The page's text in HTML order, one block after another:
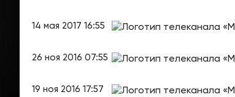
14 мая 2017 16:55
26 ноя 2016 07:55
19 ноя 2016 17:57